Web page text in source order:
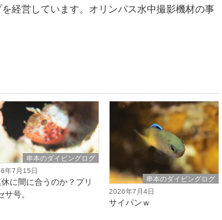
経営しています。オリンパス水中撮影機材の事
串本のダイビングログ
年7月15日
に間に合うのか？プリ
サ号。
串本のダイビングログ
2026年7月4日
サイパンｗ